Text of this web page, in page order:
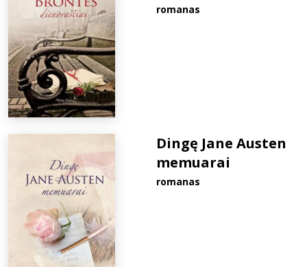
romanas
Dingę Jane Austen
memuarai
romanas